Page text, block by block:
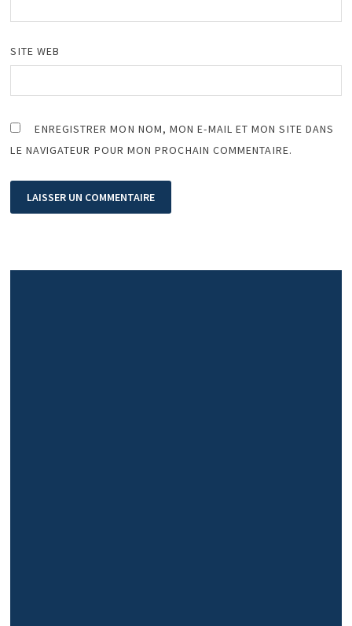
SITE WEB
ENREGISTRER MON NOM, MON E-MAIL ET MON SITE DANS
LE NAVIGATEUR POUR MON PROCHAIN COMMENTAIRE.